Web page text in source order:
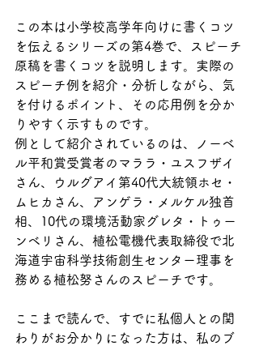
この本は小学校高学年向けに書くコツ
を伝えるシリーズの第4巻で、スピーチ
原稿を書くコツを説明します。実際の
スピーチ例を紹介・分析しながら、気
を付けるポイント、その応用例を分か
りやすく示すものです。
例として紹介されているのは、ノーベ
ル平和賞受賞者のマララ・ユスフザイ
さん、ウルグアイ第40代大統領ホセ・
ムヒカさん、アンゲラ・メルケル独首
相、10代の環境活動家グレタ・トゥー
ンベリさん、植松電機代表取締役で北
海道宇宙科学技術創生センター理事を
務める植松努さんのスピーチです。
ここまで読んで、すでに私個人との関
わりがお分かりになった方は、私のブ